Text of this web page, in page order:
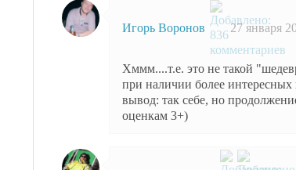
Игорь Воронов 27 января
Хммм....т.е. это не такой
при наличии более интересных
вывод: так себе, но
оценкам 3+)